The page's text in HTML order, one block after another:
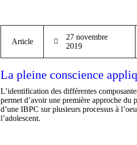
Article
27 novembre
2019
La pleine conscience
L’identification des différentes
permet d’avoir une première approche du
d’une IBPC sur plusieurs processus à
l’adolescent.